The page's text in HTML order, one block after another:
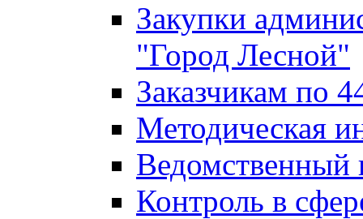
Закупки
"Город Лесной"
Заказчикам по
Методическая
Ведомственный
Контроль в